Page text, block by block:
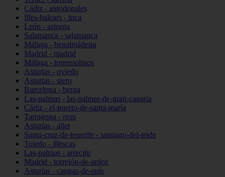
Cádiz - algodonales
Illes-balears - inca
León - astorga
Salamanca - salamanca
Málaga - benalmádena
Madrid - madrid
Málaga - torremolinos
Asturias - oviedo
Asturias - siero
Barcelona - berga
Las-palmas - las-palmas-de-gran-canaria
Cádiz - el-puerto-de-santa-maría
Tarragona - reus
Asturias - aller
Santa-cruz-de-tenerife - santiago-del-teide
Toledo - illescas
Las-palmas - arrecife
Madrid - torrejón-de-ardoz
Asturias - cangas-de-onís